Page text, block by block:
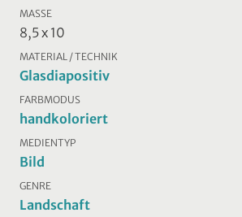
MASSE
8,5 x 10
MATERIAL / TECHNIK
Glasdiapositiv
FARBMODUS
handkoloriert
MEDIENTYP
Bild
GENRE
Landschaft